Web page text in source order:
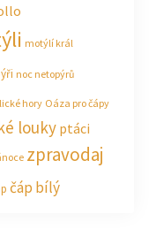
motýlí král
noc netopýrů
hory Oáza pro čápy
louky ptáci
zpravodaj
čáp bílý